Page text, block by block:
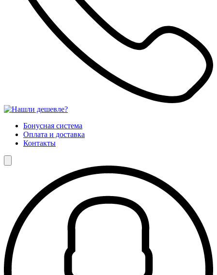
Бонусная система
Оплата и доставка
Контакты